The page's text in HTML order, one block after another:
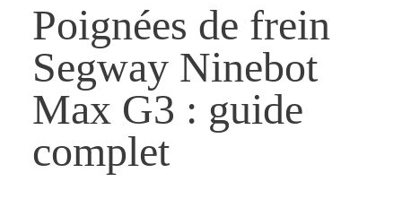
Poignées de frein
Segway Ninebot
Max G3 : guide
complet